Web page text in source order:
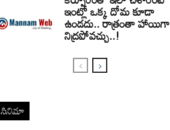
ఇంట్లో ఒక్క దోమ కూడా
ఉండదు.. రాత్రంతా హాయిగా
నిద్రపోవచ్చు..!
సినిమా